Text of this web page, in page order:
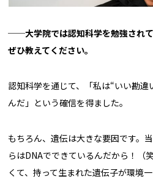
──大学院では認知科学を勉強され
ぜひ教えてください。
認知科学を通じて、「私は“いい勘
んだ」という確信を得ました。
もちろん、遺伝は大きな要因です。
らはDNAでできているんだから！（
くて、持って生まれた遺伝子が環境